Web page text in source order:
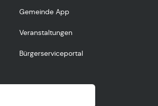
Gemeinde App
Veranstaltungen
Bürgerserviceportal